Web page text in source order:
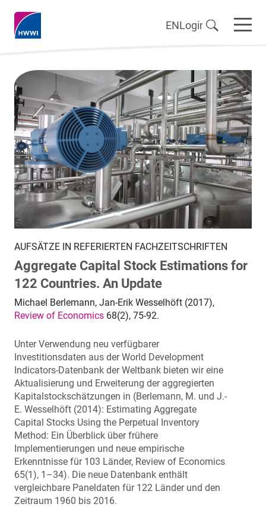
ENLogin
AUFSÄTZE IN REFERIERTEN FACHZEITSCHRIFTEN
Aggregate Capital Stock Estimations for
122 Countries. An Update
Michael Berlemann, Jan-Erik Wesselhöft (2017),
Review of Economics 68(2), 75-92.
Unter Verwendung neu verfügbarer
Investitionsdaten aus der World Development
Indicators-Datenbank der Weltbank bieten wir eine
Aktualisierung und Erweiterung der aggregierten
Kapitalstockschätzungen in (Berlemann, M. und J.-
E. Wesselhöft (2014): Estimating Aggregate
Capital Stocks Using the Perpetual Inventory
Method: Ein Überblick über frühere
Implementierungen und neue empirische
Erkenntnisse für 103 Länder, Review of Economics
65(1), 1–34). Die neue Datenbank enthält
vergleichbare Paneldaten für 122 Länder und den
Zeitraum 1960 bis 2016.